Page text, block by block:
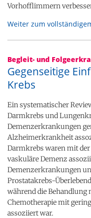
Vorhofflimmern
Weiter zum
Begleit- und
Gegenseitige
Krebs
Ein systematischer
Darmkrebs und
Demenzerkrankungen
Alzheimerkrankheit
Darmkrebs waren mit
vaskuläre Demenz
Demenzerkrankungen
Prostatakrebs-
während die Behandlung
Chemotherapie mit
assoziiert war.